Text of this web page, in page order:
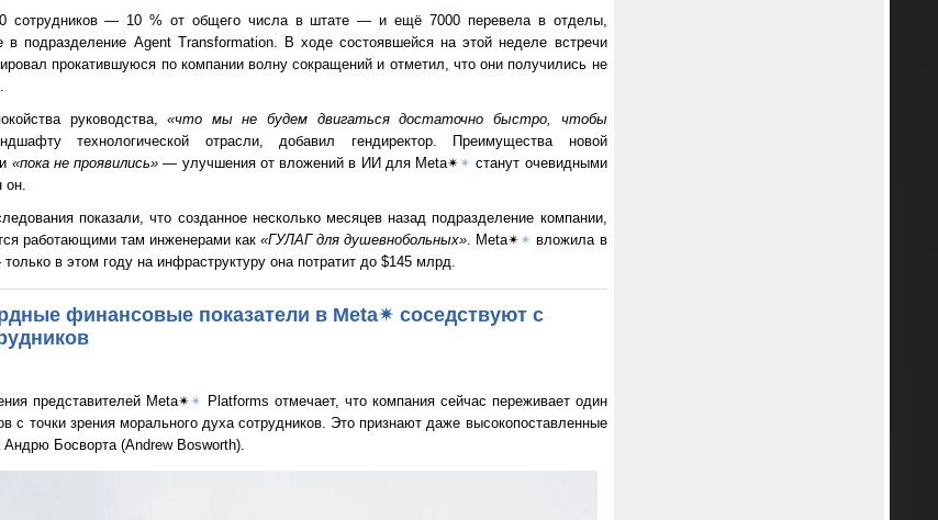
сотрудников — 10 % от общего числа в штате — и ещё 7000 перевела в отделы,
подразделение Agent Transformation. В ходе состоявшейся на этой неделе встречи
прокатившуюся по компании волну сокращений и отметил, что они получились не
руководства,«что мы не будем двигаться достаточно быстро, чтобы
технологической отрасли, добавил гендиректор. Преимущества новой
«пока не проявились» — улучшения от вложений в ИИ для Meta✴✴ станут очевидными
он.
показали, что созданное несколько месяцев назад подразделение компании,
работающими там инженерами как«ГУЛАГ для душевнобольных». Meta✴✴ вложила в
в этом году на инфраструктуру она потратит до $145 млрд.
финансовые показатели в Meta✴ соседствуют с
представителей Meta✴✴ Platforms отмечает, что компания сейчас переживает один
с точки зрения морального духа сотрудников. Это признают даже высокопоставленные
Андрю Босворта (Andrew Bosworth).